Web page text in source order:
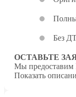
Без
ОСТАВЬТЕ
Мы предоставим
Показать